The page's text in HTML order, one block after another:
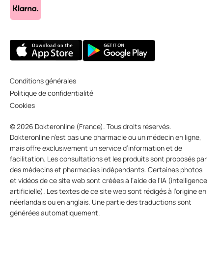
Conditions générales
Politique de confidentialité
Cookies
© 2026 Dokteronline (France). Tous droits réservés.
Dokteronline n’est pas une pharmacie ou un médecin en ligne,
mais offre exclusivement un service d’information et de
facilitation. Les consultations et les produits sont proposés par
des médecins et pharmacies indépendants. Certaines photos
et vidéos de ce site web sont créées à l’aide de l’IA (intelligence
artificielle). Les textes de ce site web sont rédigés à l’origine en
néerlandais ou en anglais. Une partie des traductions sont
générées automatiquement.